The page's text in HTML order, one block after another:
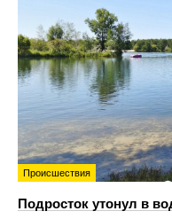
Происшествия
Подросток утонул в